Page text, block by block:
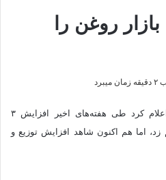
بازار روغن را
عضو انجمن صنفی روغن نباتی اعلام کرد طی هفته‌های اخیر افزایش ۳
زد، اما هم اکنون شاهد افزایش توزیع و